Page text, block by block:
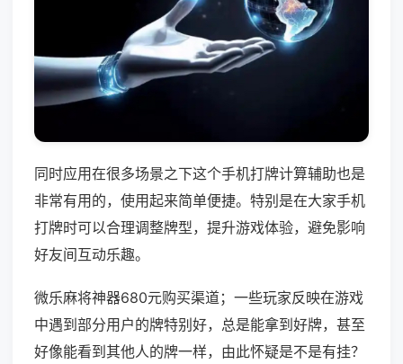
同时应用在很多场景之下这个手机打牌计算辅助也是
非常有用的，使用起来简单便捷。特别是在大家手机
打牌时可以合理调整牌型，提升游戏体验，避免影响
好友间互动乐趣。
微乐麻将神器680元购买渠道；一些玩家反映在游戏
中遇到部分用户的牌特别好，总是能拿到好牌，甚至
好像能看到其他人的牌一样，由此怀疑是不是有挂？